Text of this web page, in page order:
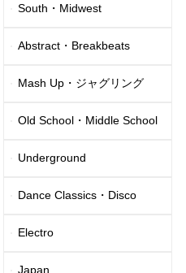
South・Midwest
Abstract・Breakbeats
Mash Up・ジャグリング
Old School・Middle School
Underground
Dance Classics・Disco
Electro
Japan